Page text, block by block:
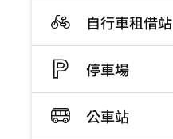
自行車租借站
停車場
公車站